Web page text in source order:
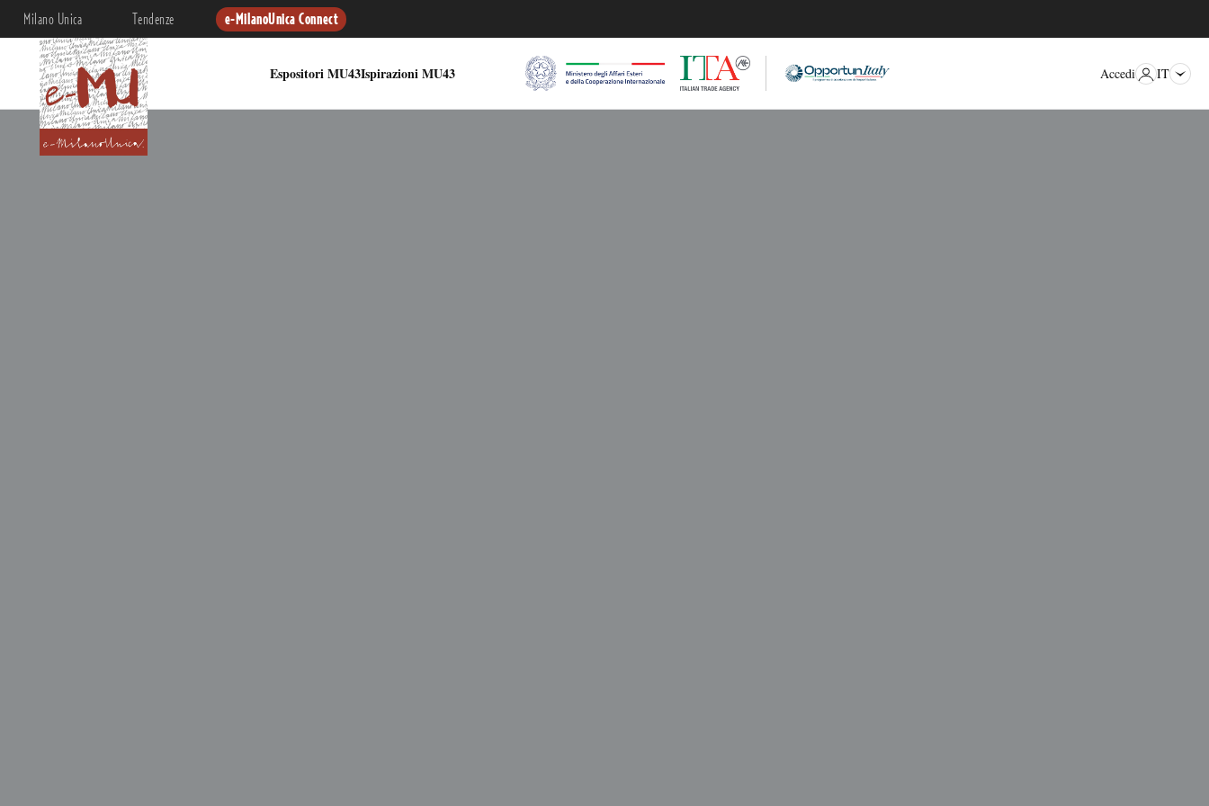
Milano Unica Tendenze e-MilanoUnica Connect
Espositori MU43Ispirazioni MU43 Accedi IT